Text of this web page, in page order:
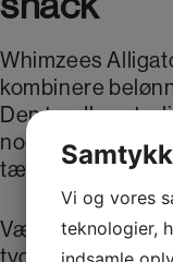
Whimzees
kombinere
Den tandbørste-
noget
tænderne
Vælg Whimzees
tyggeben til små
Vi og vores
teknologier,